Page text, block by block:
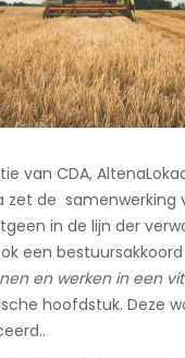
van CDA,
zet de samenwerking
in de lijn der
een
en werken in een
hoofdstuk. Deze